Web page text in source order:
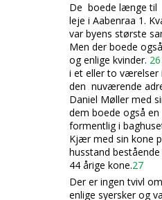
De boede længe til
leje i Aabenraa 1.
var byens største
Men der boede
og enlige kvinder. 26
i et eller to værelser
den nuværende
Daniel Møller med
dem boede også
formentlig i
Kjær med sin kone
husstand
44 årige kone.27
Der er ingen tvivl
enlige syersker og